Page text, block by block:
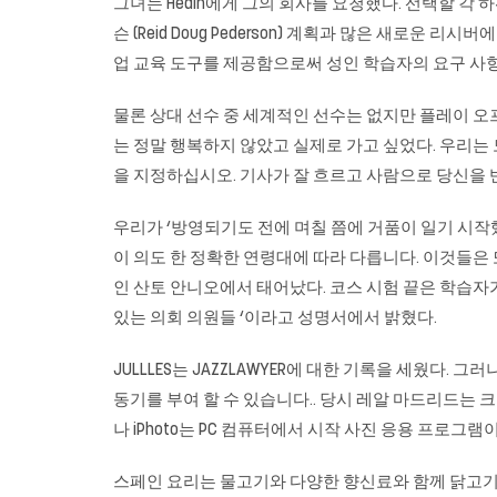
그녀는 Hedin에게 그의 회사를 요청했다. 선택할 각
슨 (Reid Doug Pederson) 계획과 많은 새로운 리시
업 교육 도구를 제공함으로써 성인 학습자의 요구 사
물론 상대 선수 중 세계적인 선수는 없지만 플레이
는 정말 행복하지 않았고 실제로 가고 싶었다. 우리
을 지정하십시오. 기사가 잘 흐르고 사람으로 당신
우리가 ‘방영되기도 전에 며칠 쯤에 거품이 일기 시
이 의도 한 정확한 연령대에 따라 다릅니다. 이것들
인 산토 안니오에서 태어났다. 코스 시험 끝은 학습
있는 의회 의원들 ‘이라고 성명서에서 밝혔다.
JULLLES는 JAZZLAWYER에 대한 기록을 세웠다.
동기를 부여 할 수 있습니다.. 당시 레알 마드리드는
나 iPhoto는 PC 컴퓨터에서 시작 사진 응용 프로그
스페인 요리는 물고기와 다양한 향신료와 함께 닭고